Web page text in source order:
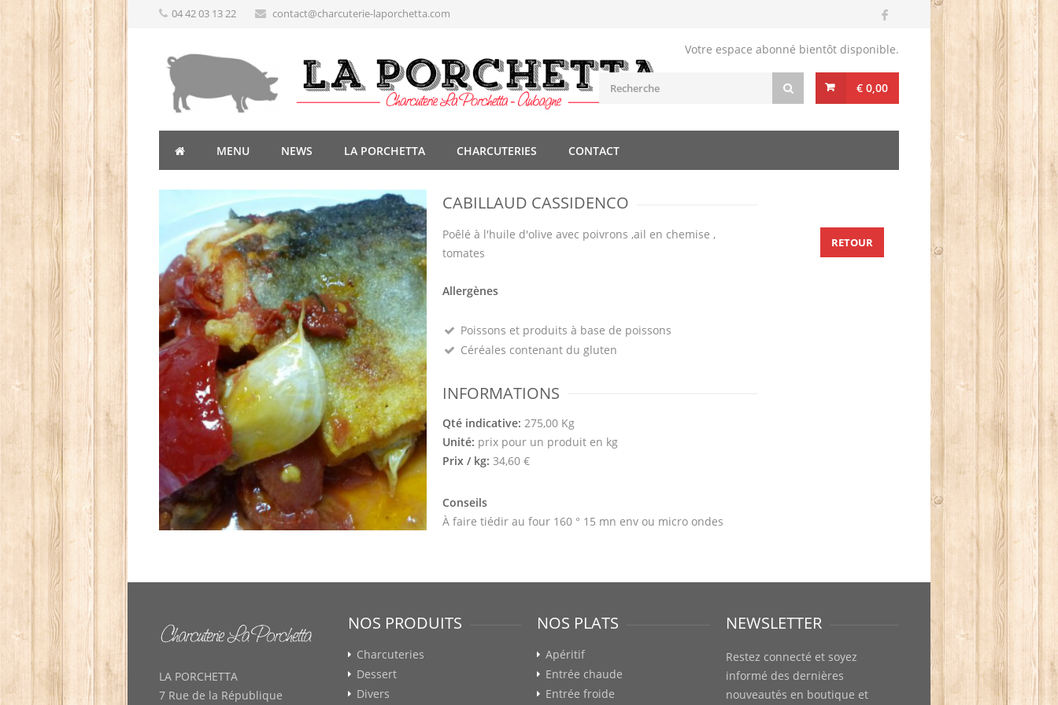
04 42 03 13 22 contact@charcuterie-laporchetta.com
Votre espace abonné bientôt disponible.
€ 0,00
MENU NEWS LA PORCHETTA CHARCUTERIES CONTACT
CABILLAUD CASSIDENCO
Poêlé à l'huile d'olive avec poivrons ,ail en chemise ,
tomates
Allergènes
Poissons et produits à base de poissons
Céréales contenant du gluten
INFORMATIONS
Qté indicative: 275,00 Kg
Unité: prix pour un produit en kg
Prix / kg: 34,60 €
Conseils
À faire tiédir au four 160 ° 15 mn env ou micro ondes
RETOUR
LA PORCHETTA
7 Rue de la République
NOS PRODUITS
Charcuteries
Dessert
Divers
NOS PLATS
Apéritif
Entrée chaude
Entrée froide
NEWSLETTER
Restez connecté et soyez
informé des dernières
nouveautés en boutique et